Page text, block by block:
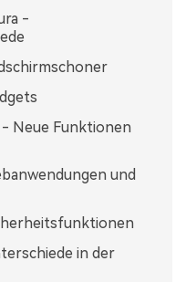
-
- Neue Funktionen
und
in der